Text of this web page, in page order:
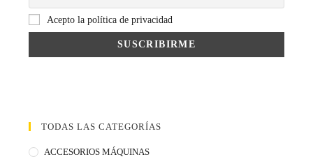
Acepto la política de privacidad
TODAS LAS CATEGORÍAS
ACCESORIOS MÁQUINAS